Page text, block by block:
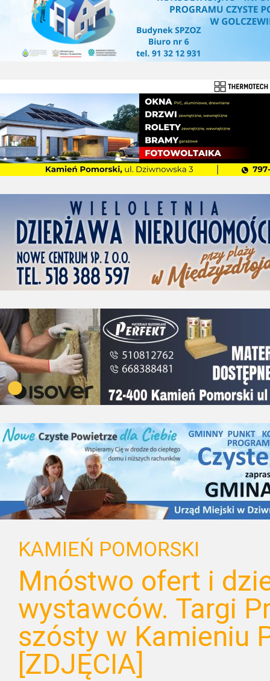
KAMIEŃ POMORSKI
Mnóstwo ofert i
wystawców. Targi
szósty w Kamieniu
[ZDJĘCIA]